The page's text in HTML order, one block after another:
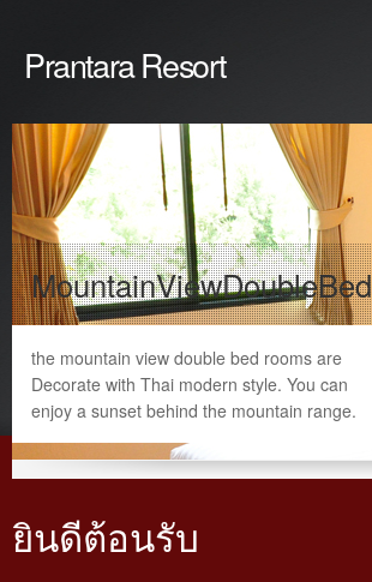
Prantara Resort
MountainViewDoubleBed
the mountain view double bed rooms are
Decorate with Thai modern style. You can
enjoy a sunset behind the mountain range.
ยินดีต้อนรับ